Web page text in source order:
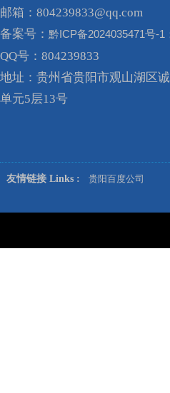
邮箱：804239833@qq.com
备案号： 黔ICP备2024035471号-1
QQ号：804239833
地址：贵州省贵阳市观山湖区
单元5层13号
友情链接 Links : 贵阳百度公司